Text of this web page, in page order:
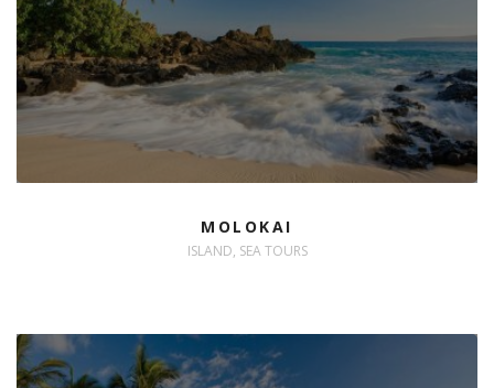
MOLOKAI
ISLAND, SEA TOURS